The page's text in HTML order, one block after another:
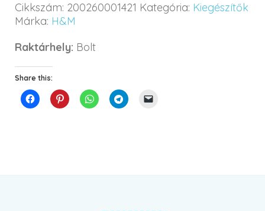
Cikkszám: 200260001421 Kategória: Kiegészítők
Márka: H&M
Raktárhely: Bolt
Share this: